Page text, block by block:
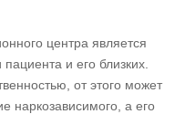
центра является
и его близких.
от этого может
наркозависимого, а его